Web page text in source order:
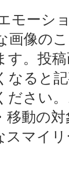
モーシ
画像の
す。投
なると
ださい
移動の
スマイ